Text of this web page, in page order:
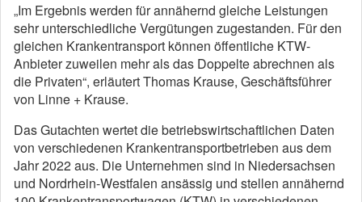
„Im Ergebnis werden für annähernd gleiche Leistungen
sehr unterschiedliche Vergütungen zugestanden. Für den
gleichen Krankentransport können öffentliche KTW-
Anbieter zuweilen mehr als das Doppelte abrechnen als
die Privaten“, erläutert Thomas Krause, Geschäftsführer
von Linne + Krause.
Das Gutachten wertet die betriebswirtschaftlichen Daten
von verschiedenen Krankentransportbetrieben aus dem
Jahr 2022 aus. Die Unternehmen sind in Niedersachsen
und Nordrhein-Westfalen ansässig und stellen annähernd